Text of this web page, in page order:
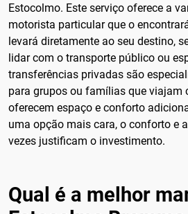
Estocolmo. Este serviço oferece a
motorista particular que o
levará diretamente ao seu destino,
lidar com o transporte público ou
transferências privadas são
para grupos ou famílias que viajam
oferecem espaço e conforto
uma opção mais cara, o conforto e
vezes justificam o investimento.
Qual é a melhor